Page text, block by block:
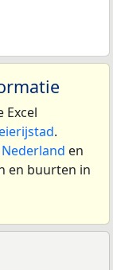
.
Nederland en
en buurten in